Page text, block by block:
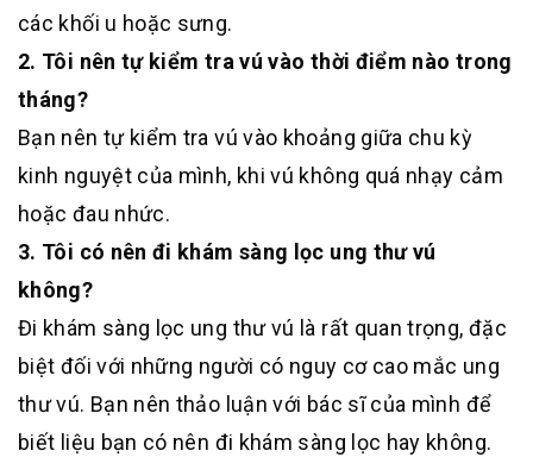
các khối u hoặc sưng.
2. Tôi nên tự kiểm tra vú vào thời điểm nào trong
tháng?
Bạn nên tự kiểm tra vú vào khoảng giữa chu kỳ
kinh nguyệt của mình, khi vú không quá nhạy cảm
hoặc đau nhức.
3. Tôi có nên đi khám sàng lọc ung thư vú
không?
Đi khám sàng lọc ung thư vú là rất quan trọng, đặc
biệt đối với những người có nguy cơ cao mắc ung
thư vú. Bạn nên thảo luận với bác sĩ của mình để
biết liệu bạn có nên đi khám sàng lọc hay không.